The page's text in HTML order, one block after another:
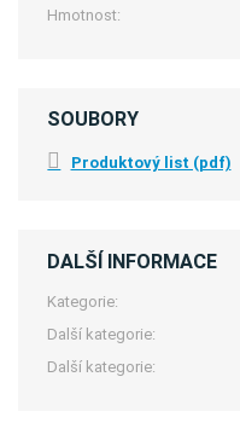
Hmotnost:
SOUBORY
Produktový list (pdf)
DALŠÍ INFORMACE
Kategorie:
Další kategorie:
Další kategorie: